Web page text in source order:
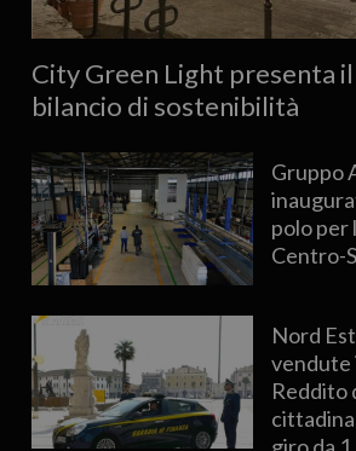
City Green Light presenta
bilancio di sostenibilità
Gruppo
polo per
Centro-
Nord
vendute
Reddito